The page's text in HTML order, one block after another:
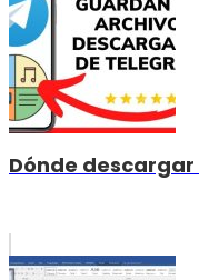
Dónde